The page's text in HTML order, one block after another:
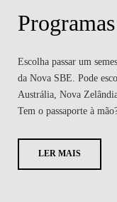
Escolha passar um
da Nova SBE. Pode
Austrália, Nova
Tem o passaporte à
LER MAIS